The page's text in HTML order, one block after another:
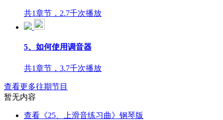
共1章节，2.7千次播放
5、如何使用调音器
共1章节，3.7千次播放
查看更多往期节目
暂无内容
查看《25、上滑音练习曲》钢琴版